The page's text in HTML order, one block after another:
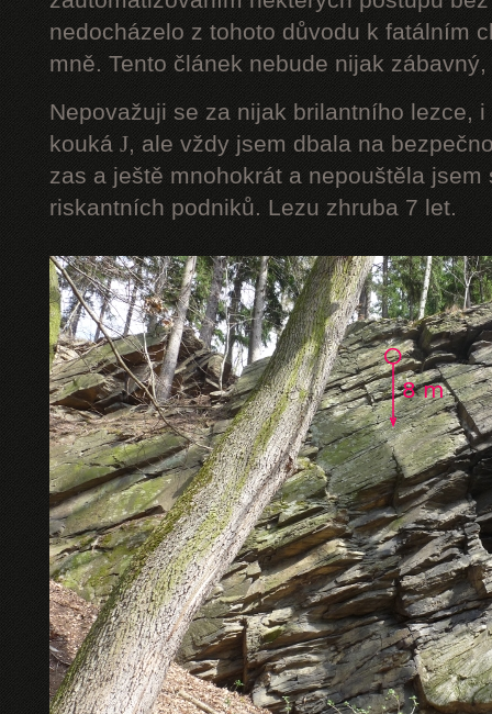
nedocházelo z tohoto důvodu k fatálním
mně. Tento článek nebude nijak
Nepovažuji se za nijak brilantního lezce,
kouká J, ale vždy jsem dbala na
zas a ještě mnohokrát a nepouštěla
riskantních podniků. Lezu zhruba 7 let.